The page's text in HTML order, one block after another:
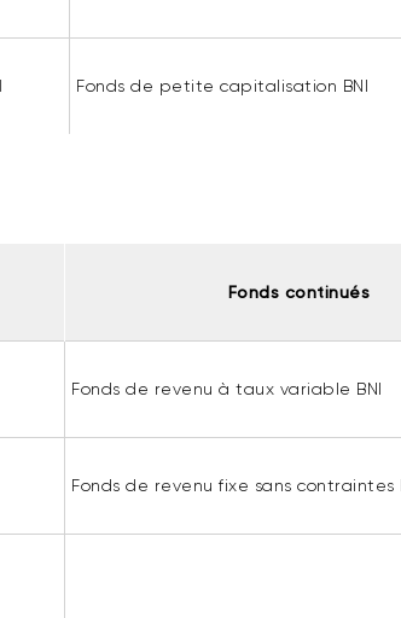
Fonds de petite capitalisation BNI
Fonds continués
Fonds de revenu à taux variable BNI
Fonds de revenu fixe sans contraintes